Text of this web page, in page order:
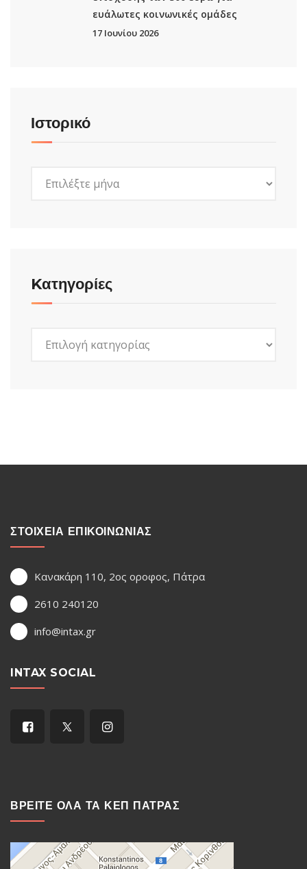
ευάλωτες κοινωνικές ομάδες
17 Ιουνίου 2026
Ιστορικό
Kατηγορίες
ΣΤΟΙΧΕΙΑ ΕΠΙΚΟΙΝΩΝΙΑΣ
Κανακάρη 110, 2ος οροφος, Πάτρα
2610 240120
info@intax.gr
INTAX SOCIAL
ΒΡΕΙΤΕ ΟΛΑ ΤΑ ΚΕΠ ΠΑΤΡΑΣ